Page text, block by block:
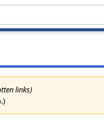
links)